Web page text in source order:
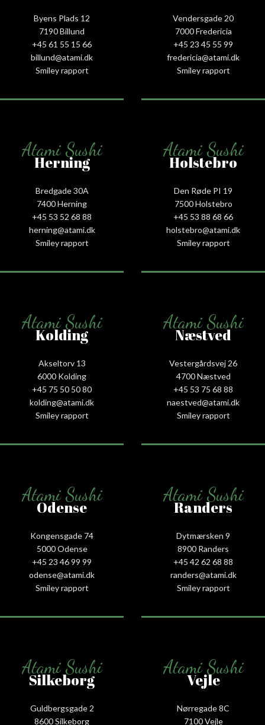
Byens Plads 12
7190 Billund
+45 61 55 15 66‬
billund@atami.dk
Smiley rapport
Vendersgade 20
7000 Fredericia
+45 23 45 55 99
fredericia@atami.dk
Smiley rapport
Atami Sushi
Herning
Bredgade 30A
7400 Herning
+45 53 52 68 88
herning@atami.dk
Smiley rapport
Atami Sushi
Holstebro
Den Røde PI 19
7500 Holstebro
+45 53 88 68 66
holstebro@atami.dk
Smiley rapport
Atami Sushi
Kolding
Akseltorv 13
6000 Kolding
+45 75 50 50 80
kolding@atami.dk
Smiley rapport
Atami Sushi
Næstved
Vestergårdsvej 26
4700 Næstved
+45 53 75 68 88
naestved@atami.dk
Smiley rapport
Atami Sushi
Odense
Kongensgade 74
5000 Odense
+45 23 46 99 99
odense@atami.dk
Smiley rapport
Atami Sushi
Randers
Dytmærsken 9
8900 Randers
+45 42 62 68 88
randers@atami.dk
Smiley rapport
Atami Sushi
Silkeborg
Guldbergsgade 2
8600 Silkeborg
Atami Sushi
Vejle
Nørregade 8C
7100 Vejle